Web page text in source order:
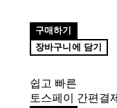
구매하기
장바구니에 담기
쉽고 빠른
토스페이 간편결제